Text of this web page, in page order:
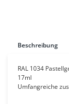
Beschreibung
RAL 1034
17ml
Umfangreiche